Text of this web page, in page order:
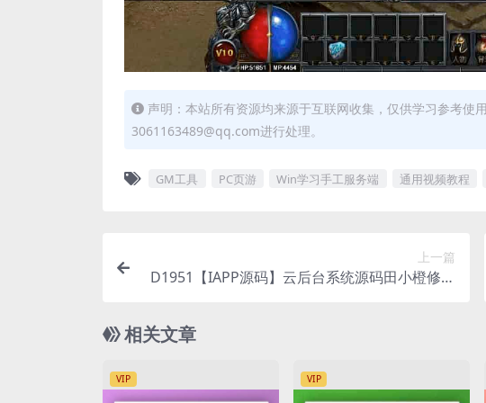
声明：本站所有资源均来源于互联网收集，仅供学习参考使
3061163489@qq.com进行处理。
GM工具 PC页游 Win学习手工服务端 通用视频教程
上一篇
D1951【IAPP源码】云后台系统源码田小橙修复
相关文章
VIP VIP